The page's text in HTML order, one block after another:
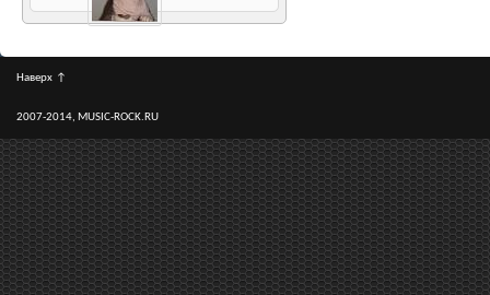
Наверх ↑
2007-2014, MUSIC-ROCK.RU